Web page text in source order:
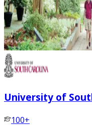
University of
100+